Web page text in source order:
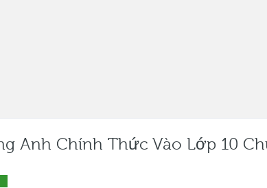
Anh Chính Thức Vào Lớp 10